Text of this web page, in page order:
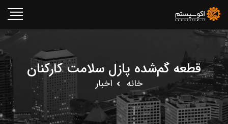
قطعه گم‌شده پازل سلامت کارکنان
خانه اخبار